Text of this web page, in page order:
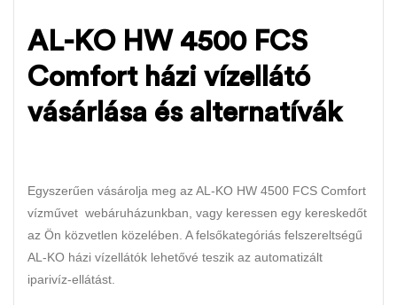
AL-KO HW 4500 FCS
Comfort házi vízellátó
vásárlása és alternatívák
Egyszerűen vásárolja meg az AL-KO HW 4500 FCS Comfort
vízművet webáruházunkban, vagy keressen egy kereskedőt
az Ön közvetlen közelében. A felsőkategóriás felszereltségű
AL-KO házi vízellátók lehetővé teszik az automatizált
iparivíz-ellátást.